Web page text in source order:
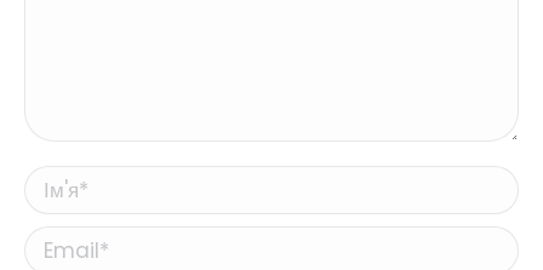
Ім'я *
Email *